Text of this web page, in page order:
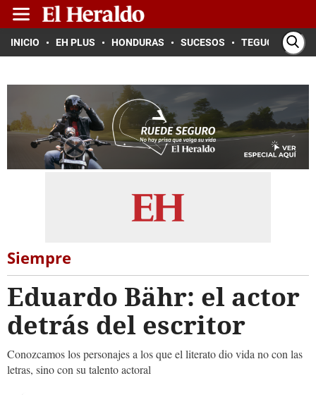
INICIO EH PLUS HONDURAS SUCESOS TEGUCIGALPA
Siempre
Eduardo Bähr: el actor
detrás del escritor
Conozcamos los personajes a los que el literato dio vida no con las
letras, sino con su talento actoral